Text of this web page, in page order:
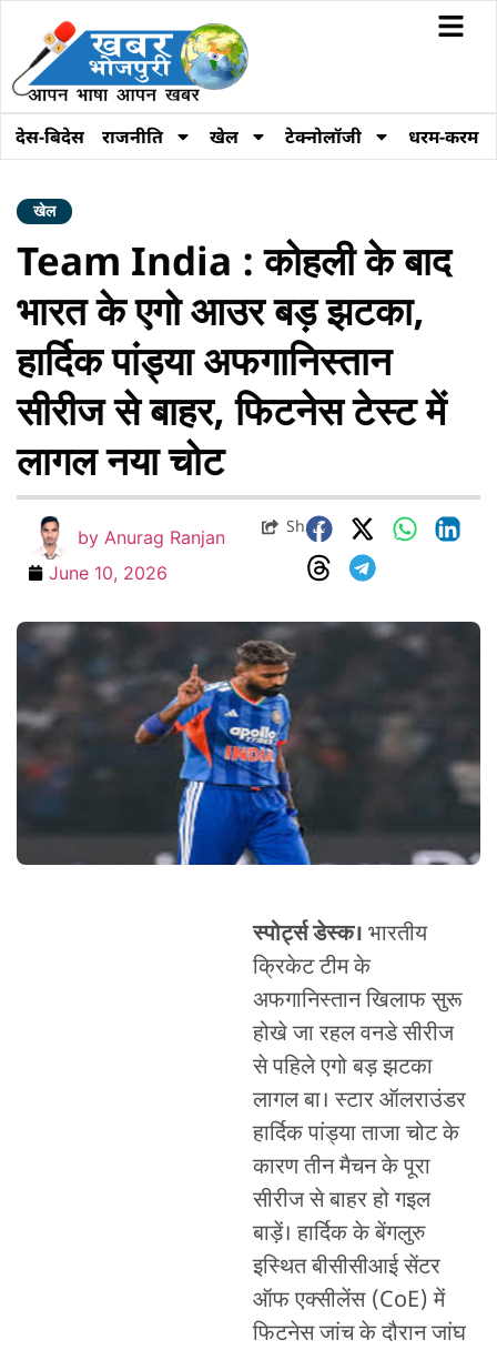
देस-बिदेस राजनीति खेल टेक्नोलॉजी धरम-करम
खेल
Team India : कोहली के बाद
भारत के एगो आउर बड़ झटका,
हार्दिक पांड्या अफगानिस्तान
सीरीज से बाहर, फिटनेस टेस्ट में
लागल नया चोट
by Anurag Ranjan
June 10, 2026
Share
स्पोर्ट्स डेस्क। भारतीय
क्रिकेट टीम के
अफगानिस्तान खिलाफ सुरू
होखे जा रहल वनडे सीरीज
से पहिले एगो बड़ झटका
लागल बा। स्टार ऑलराउंडर
हार्दिक पांड्या ताजा चोट के
कारण तीन मैचन के पूरा
सीरीज से बाहर हो गइल
बाड़ें। हार्दिक के बेंगलुरु
इस्थित बीसीसीआई सेंटर
ऑफ एक्सीलेंस (CoE) में
फिटनेस जांच के दौरान जांघ